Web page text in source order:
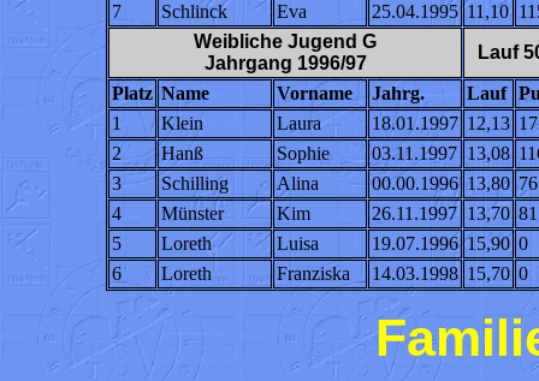
7
Schlinck Eva 25.04.1995 11,10
Weibliche Jugend G
Jahrgang 1996/97
Lauf
Platz Name Vorname Jahrg. Lauf
1
Klein Laura 18.01.1997 12,13
2
Hanß Sophie 03.11.1997 13,08
3
Schilling Alina 00.00.1996 13,80 76
4
Münster Kim 26.11.1997 13,70 81
5
Loreth Luisa 19.07.1996 15,90 0
6
Loreth Franziska 14.03.1998 15,70 0